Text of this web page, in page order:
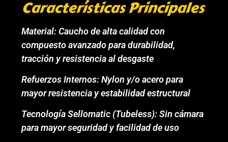
Características Principales
Material: Caucho de alta calidad con
compuesto avanzado para durabilidad,
tracción y resistencia al desgaste
Refuerzos Internos: Nylon y/o acero para
mayor resistencia y estabilidad estructural
Tecnología Sellomatic (Tubeless): Sin cámara
para mayor seguridad y facilidad de uso